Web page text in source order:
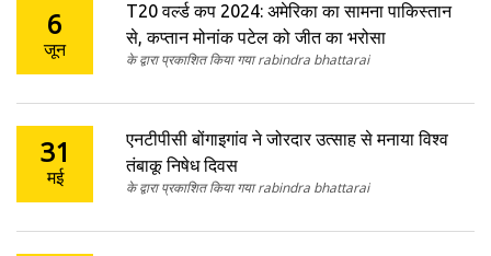
6
जून
T20 वर्ल्ड कप 2024: अमेरिका का सामना पाकिस्तान
से, कप्तान मोनांक पटेल को जीत का भरोसा
के द्वारा प्रकाशित किया गया rabindra bhattarai
31
मई
एनटीपीसी बोंगाइगांव ने जोरदार उत्साह से मनाया विश्व
तंबाकू निषेध दिवस
के द्वारा प्रकाशित किया गया rabindra bhattarai